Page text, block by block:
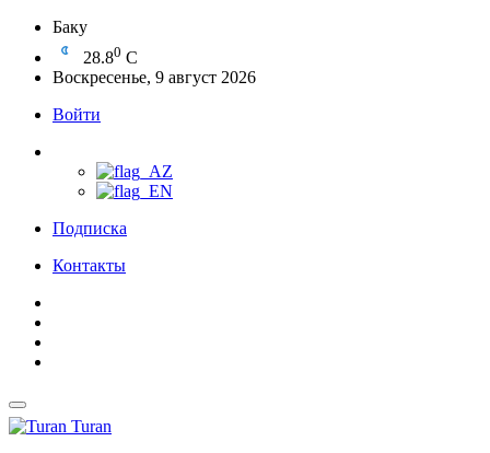
Баку
28.80 C
Воскресенье, 9 август 2026
Войти
Подписка
Контакты
Turan